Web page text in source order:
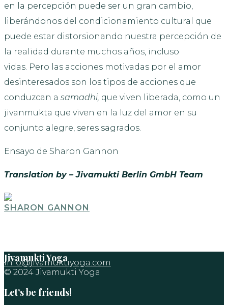
en la percepción puede ser un gran cambio,
liberándonos del condicionamiento cultural que
puede estar distorsionando nuestra percepción de
la realidad durante muchos años, incluso
vidas. Pero las acciones motivadas por el amor
desinteresados son los tipos de acciones que
conduzcan a samadhi, que viven liberada, como un
jivanmukta que viven en la luz del amor en su
conjunto alegre, seres sagrados.
Ensayo de Sharon Gannon
Translation by – Jivamukti Berlin GmbH Team
SHARON GANNON
Jivamukti Yoga
info@jivamuktiyoga.com
© 2024 Jivamukti Yoga
Let’s be friends!